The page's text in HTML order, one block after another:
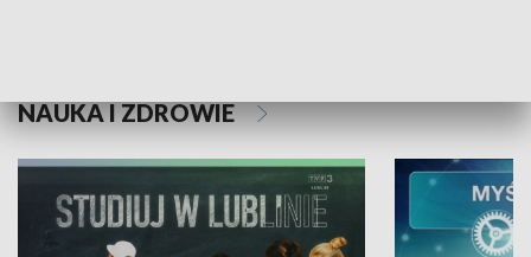
NAUKA I ZDROWIE